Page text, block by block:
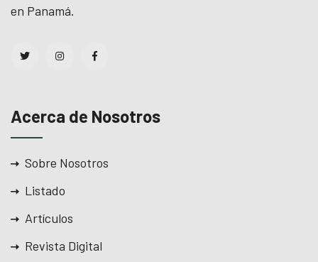
en Panamá.
Acerca de Nosotros
Sobre Nosotros
Listado
Artículos
Revista Digital